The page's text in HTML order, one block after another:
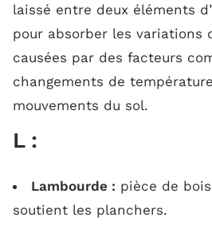
laissé entre deux éléments
pour absorber les variations
causées par des facteurs
changements de
mouvements du sol.
L :
Lambourde : pièce de
soutient les planchers.